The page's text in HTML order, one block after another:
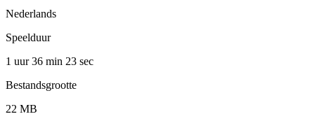
Nederlands
Speelduur
1 uur 36 min 23 sec
Bestandsgrootte
22 MB